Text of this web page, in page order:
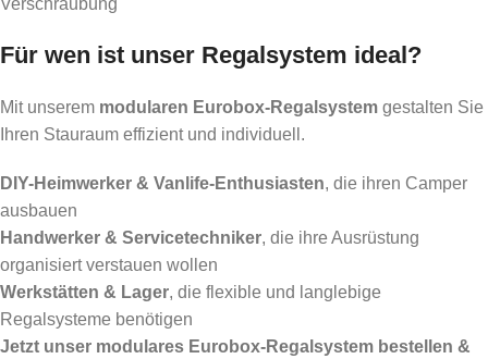
Verschraubung
Für wen ist unser Regalsystem ideal?
Mit unserem modularen Eurobox-Regalsystem gestalten Sie
Ihren Stauraum effizient und individuell.
DIY-Heimwerker & Vanlife-Enthusiasten, die ihren Camper
ausbauen
Handwerker & Servicetechniker, die ihre Ausrüstung
organisiert verstauen wollen
Werkstätten & Lager, die flexible und langlebige
Regalsysteme benötigen
Jetzt unser modulares Eurobox-Regalsystem bestellen &